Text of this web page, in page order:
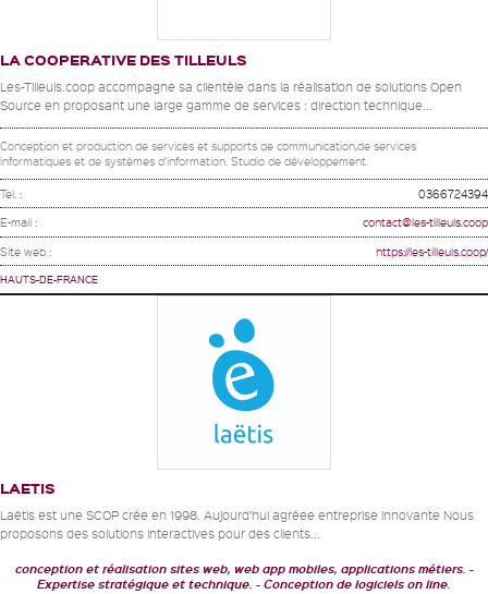
LA COOPERATIVE DES TILLEULS
Les-Tilleuls.coop accompagne sa clientèle dans la réalisation de solutions Open
Source en proposant une large gamme de services : direction technique...
Conception et production de services et supports de communication,de services
informatiques et de systèmes d'information. Studio de développement.
Tel. : 0366724394
E-mail : contact@les-tilleuls.coop
Site web : https://les-tilleuls.coop/
HAUTS-DE-FRANCE
LAETIS
Laëtis est une SCOP crée en 1998. Aujourd’hui agréee entreprise innovante Nous
proposons des solutions interactives pour des clients...
conception et réalisation sites web, web app mobiles, applications métiers.
Expertise stratégique et technique.
Conception de logiciels on line.